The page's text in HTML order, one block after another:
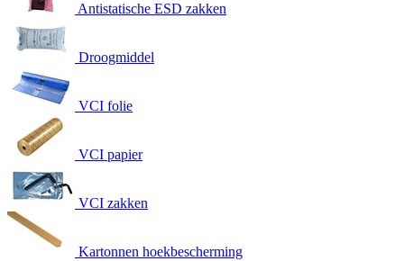
Antistatische ESD zakken
Droogmiddel
VCI folie
VCI papier
VCI zakken
Kartonnen hoekbescherming